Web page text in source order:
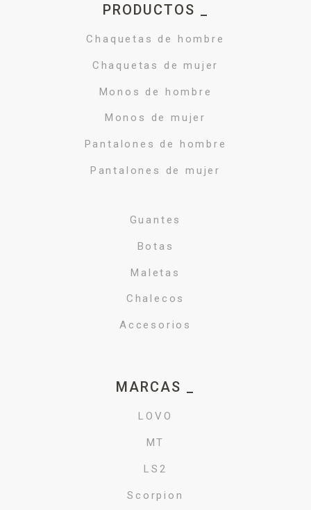
PRODUCTOS _
Chaquetas de hombre
Chaquetas de mujer
Monos de hombre
Monos de mujer
Pantalones de hombre
Pantalones de mujer
Guantes
Botas
Maletas
Chalecos
Accesorios
MARCAS _
LOVO
MT
LS2
Scorpion